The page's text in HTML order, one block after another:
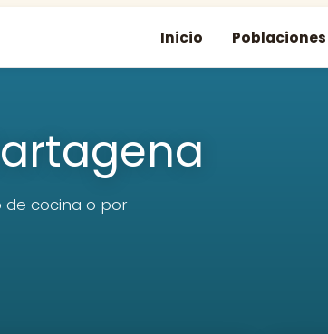
Inicio Poblaciones
de cocina o por